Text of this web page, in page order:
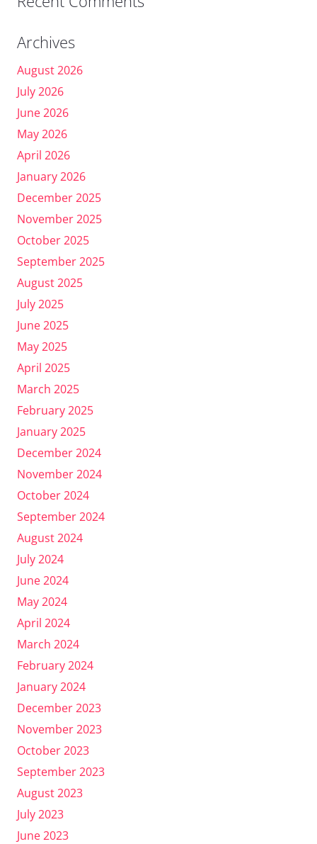
Archives
August 2026
July 2026
June 2026
May 2026
April 2026
January 2026
December 2025
November 2025
October 2025
September 2025
August 2025
July 2025
June 2025
May 2025
April 2025
March 2025
February 2025
January 2025
December 2024
November 2024
October 2024
September 2024
August 2024
July 2024
June 2024
May 2024
April 2024
March 2024
February 2024
January 2024
December 2023
November 2023
October 2023
September 2023
August 2023
July 2023
June 2023